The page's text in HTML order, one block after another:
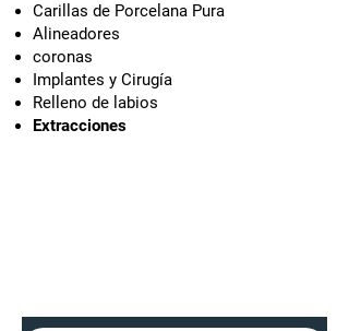
Carillas de Porcelana Pura
Alineadores
coronas
Implantes y Cirugía
Relleno de labios
Extracciones